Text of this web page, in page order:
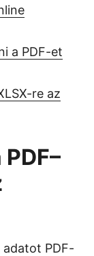
a PDF-et
re az
adatot PDF-